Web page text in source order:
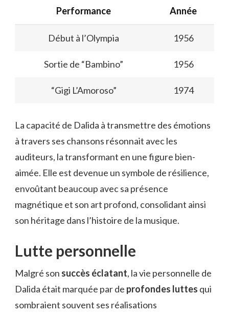
Performance Année
Début à l’Olympia 1956
Sortie de “Bambino” 1956
“Gigi L’Amoroso” 1974
La capacité de Dalida à transmettre des émotions
à travers ses chansons résonnait avec les
auditeurs, la transformant en une figure bien-
aimée. Elle est devenue un symbole de résilience,
envoûtant beaucoup avec sa présence
magnétique et son art profond, consolidant ainsi
son héritage dans l’histoire de la musique.
Lutte personnelle
Malgré son succès éclatant, la vie personnelle de
Dalida était marquée par de profondes luttes qui
sombraient souvent ses réalisations